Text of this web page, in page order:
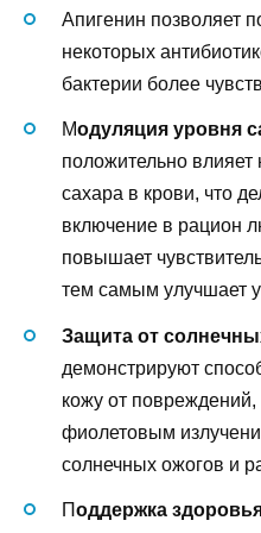
Апигенин позволяет
некоторых
бактерии более
Модуляция уровня
положительно влияет
сахара в крови, что
включение в рацион
повышает
тем самым улучшает
Защита от
демонстрируют
кожу от
фиолетовым
солнечных ожогов и
Поддержка